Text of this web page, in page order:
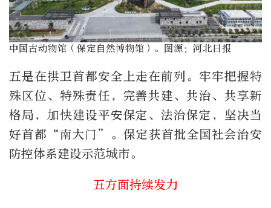
中国古动物馆（保定自然博物馆）。图源：河北日报
五是在拱卫首都安全上走在前列。牢牢把握特
殊区位、特殊责任，完善共建、共治、共享新
格局，加快建设平安保定、法治保定，坚决当
好首都“南大门”。保定获首批全国社会治安
防控体系建设示范城市。
五方面持续发力